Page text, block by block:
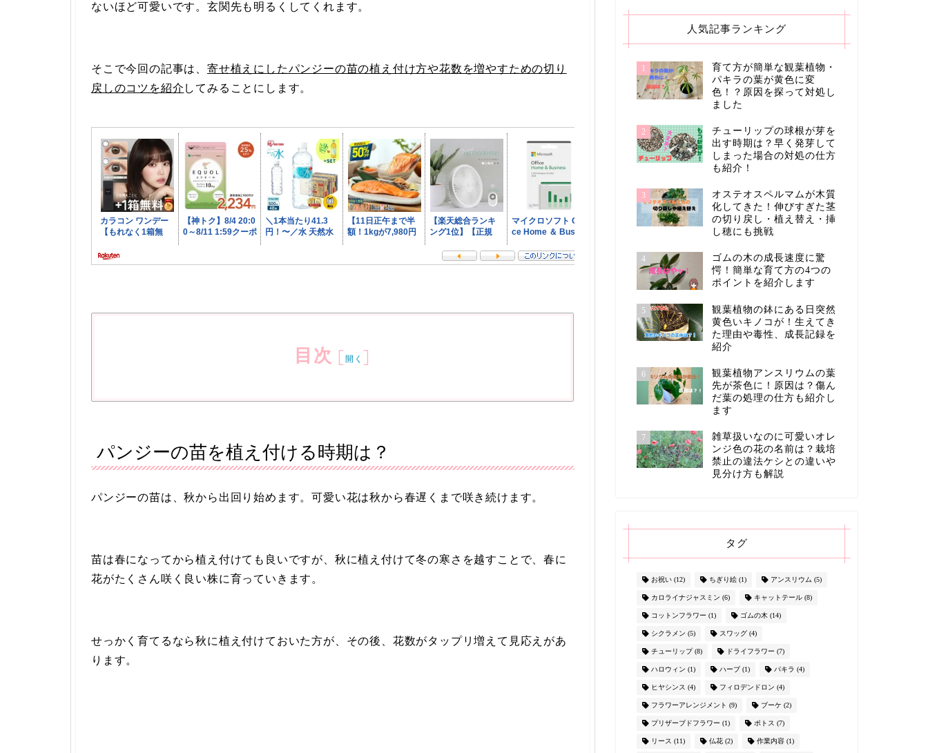
ないほど可愛いです。玄関先も明るくしてくれます。
そこで今回の記事は、 寄せ植えにしたパンジーの苗の植え付け方や花数を増やすための切り
戻しのコツを紹介 してみることにします。
目次 [ 開く ]
パンジーの苗を植え付ける時期は？
パンジーの苗は、秋から出回り始めます。可愛い花は秋から春遅くまで咲き続けます。
苗は春になってから植え付けても良いですが、秋に植え付けて冬の寒さを越すことで、春に
花がたくさん咲く良い株に育っていきます。
せっかく育てるなら秋に植え付けておいた方が、その後、花数がタップリ増えて見応えがあ
ります。
人気記事ランキング
1
育て方が簡単な観葉植物・
パキラの葉が黄色に変
色！？原因を探って対処し
ました
2
チューリップの球根が芽を
出す時期は？早く発芽して
しまった場合の対処の仕方
も紹介！
3
オステオスペルマムが木質
化してきた！伸びすぎた茎
の切り戻し・植え替え・挿
し穂にも挑戦
4
ゴムの木の成長速度に驚
愕！簡単な育て方の4つの
ポイントを紹介します
5
観葉植物の鉢にある日突然
黄色いキノコが！生えてき
た理由や毒性、成長記録を
紹介
6
観葉植物アンスリウムの葉
先が茶色に！原因は？傷ん
だ葉の処理の仕方も紹介し
ます
7
雑草扱いなのに可愛いオレ
ンジ色の花の名前は？栽培
禁止の違法ケシとの違いや
見分け方も解説
タグ
お祝い(12) ちぎり絵(1) アンスリウム (5)
カロライナジャスミン (6) キャットテール(8)
コットンフラワー (1) ゴムの木(14)
シクラメン (5) スワッグ(4)
チューリップ(8) ドライフラワー (7)
ハロウィン (1) ハーブ(1) パキラ (4)
ヒヤシンス (4) フィロデンドロン (4)
フラワーアレンジメント (9) ブーケ(2)
プリザーブドフラワー (1) ポトス (7)
リース (11) 仏花(2) 作業内容(1)